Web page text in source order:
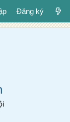
Đăng ký